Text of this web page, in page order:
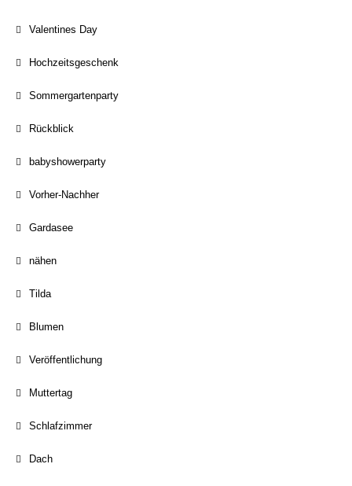
Valentines Day
Hochzeitsgeschenk
Sommergartenparty
Rückblick
babyshowerparty
Vorher-Nachher
Gardasee
nähen
Tilda
Blumen
Veröffentlichung
Muttertag
Schlafzimmer
Dach